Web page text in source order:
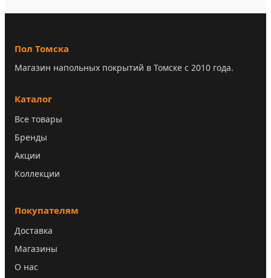
Пол Томска
Магазин напольных покрытий в Томске с 2010 года.
Каталог
Все товары
Бренды
Акции
Коллекции
Покупателям
Доставка
Магазины
О нас